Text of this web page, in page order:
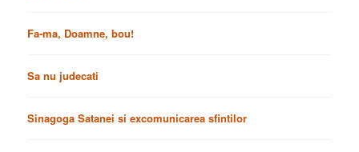
Fa-ma, Doamne, bou!
Sa nu judecati
Sinagoga Satanei si excomunicarea sfintilor